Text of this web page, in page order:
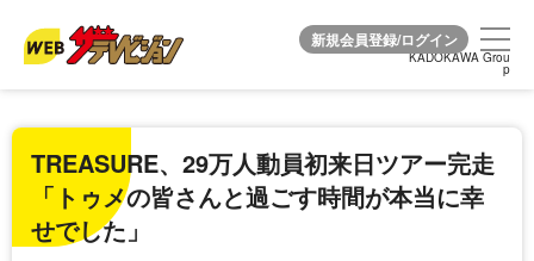
KADOKAWA Grou
p
KADOKAWA Grou
p
TREASURE、29万人動員初来日ツアー完走
「トゥメの皆さんと過ごす時間が本当に幸
せでした」